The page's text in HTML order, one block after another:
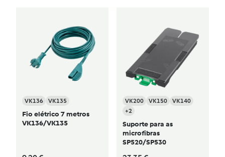
VK136 VK135
Fio elétrico 7 metros
VK136/VK135
VK200 VK150
VK140
+2
Suporte para as
microfibras
SP520/SP530